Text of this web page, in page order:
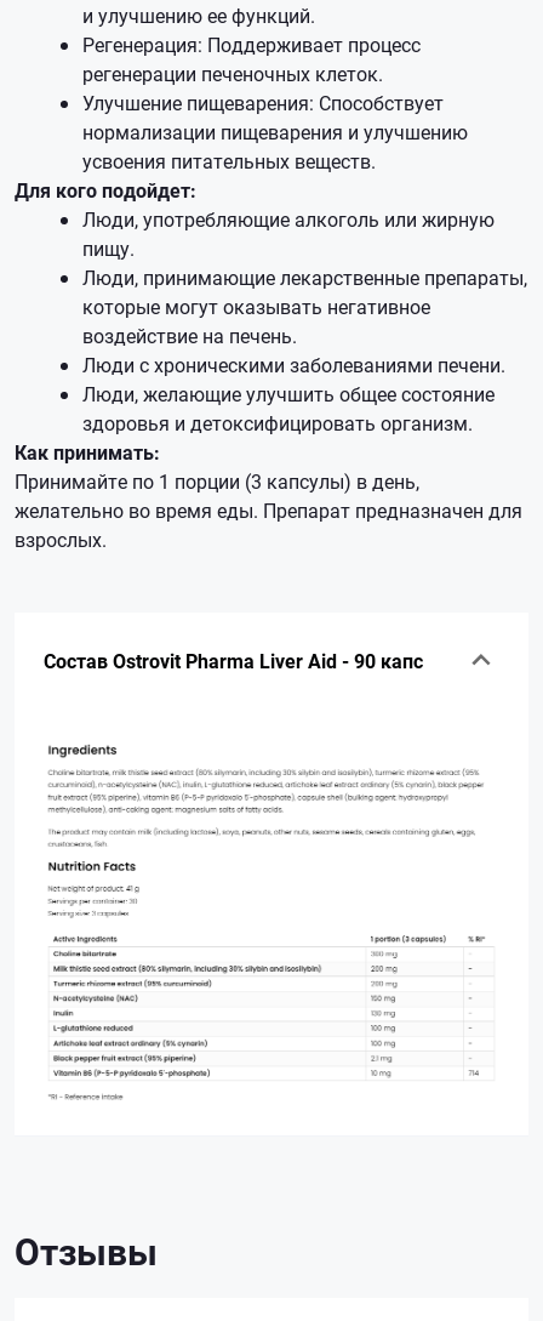
и улучшению ее функций.
Регенерация: Поддерживает процесс
регенерации печеночных клеток.
Улучшение пищеварения: Способствует
нормализации пищеварения и улучшению
усвоения питательных веществ.
Для кого подойдет:
Люди, употребляющие алкоголь или жирную
пищу.
Люди, принимающие лекарственные препараты,
которые могут оказывать негативное
воздействие на печень.
Люди с хроническими заболеваниями печени.
Люди, желающие улучшить общее состояние
здоровья и детоксифицировать организм.
Как принимать:
Принимайте по 1 порции (3 капсулы) в день,
желательно во время еды. Препарат предназначен для
взрослых.
Состав Ostrovit Pharma Liver Aid - 90 капс
Отзывы